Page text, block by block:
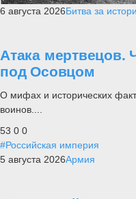
6 августа 2026Битва за
Атака мертвецов.
под Осовцом
О мифах и исторических
воинов....
53 0 0
#Российская империя
5 августа 2026Армия